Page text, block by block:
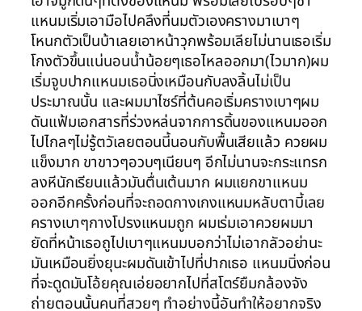
แหนมเริ่มเอามือไปคลึงที่นมตัวเองครางมาเบาๆ
โหนกตัวเป็นบ้าเลยเอาหน้าวุกพร้อมเลียไม่นานเธอเริ่ม
โกงตัวขึ้นแน่นอนน้ำน้อยๆเธอไหลออกมา(ไวมาก)ผม
เริ่มจูบปากแหนมเธอนิ่งเหมือนกับลงลิ้นไม่เป็น
ประมาณนั้น และผมมาไซร์ที่ต้นคอเริ่มครางเบาๆผม
ดันแฟ้มเอกสารที่ร่วงหล่นจากการดิ้นของแหนมออก
ไปไกลๆไม่รู้ตวัเลยตอนนี้นอนกับพื้นเสียแล้ว ควยผม
แข็งมาก ขาขาวๆอวบๆเนียนๆ อีกไม่นานจะกระแทรก
ลงหีนักเรียนแล้วมันตื่นเต้นมาก ผมแยกขาแหนม
ออกอีกครั้งก่อนที่จะถอดกางเกงแหนมหลับตาบี้เลย
ครางเบาๆกางโปรงแหนมถูก ผมเร่มเอาควยผมมา
ยัดที่หน้าเธอถูไปเบาๆแหนมบอกว่าไม่เอากลัวอย่านะ
มันเหมือนยิ่งยุนะผมดันเข้าไปที่ปากเธอ แหนมนิ่งก่อน
ที่จะดูดมันโอ้ยคุณเอ่ยอยากไปที่สโตร์ยืมกล้องจัง
ถ่ายตอนนั้นคนที่สวยๆ ทำอย่างนี้อันทำให้อยากจริง